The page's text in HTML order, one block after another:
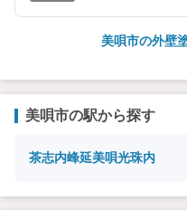
美唄市の外壁
美唄市の駅から探す
茶志内峰延美唄光珠内